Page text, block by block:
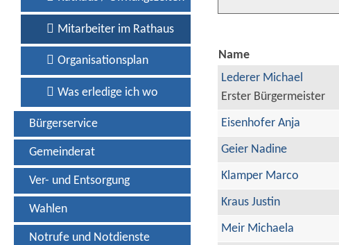
Mitarbeiter im Rathaus
Organisationsplan
Was erledige ich wo
Bürgerservice
Gemeinderat
Ver- und Entsorgung
Wahlen
Notrufe und Notdienste
Name
Lederer Michael
Erster Bürgermeister
Eisenhofer Anja
Geier Nadine
Klamper Marco
Kraus Justin
Meir Michaela